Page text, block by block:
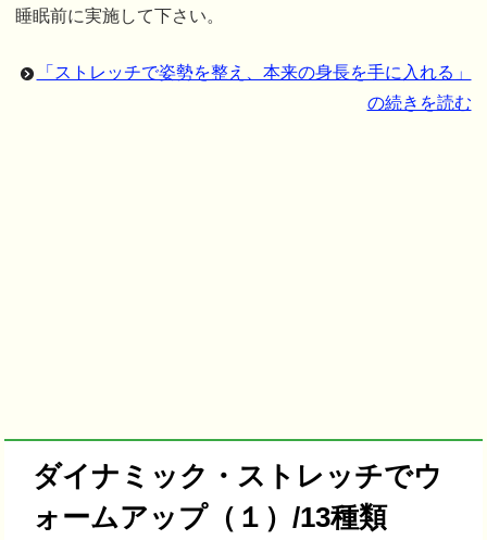
睡眠前に実施して下さい。
「ストレッチで姿勢を整え、本来の身長を手に入れる」
の続きを読む
ダイナミック・ストレッチでウ
ォームアップ（１）/13種類